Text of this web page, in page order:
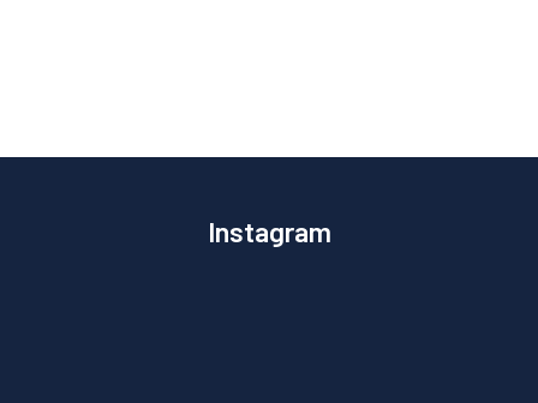
Instagram